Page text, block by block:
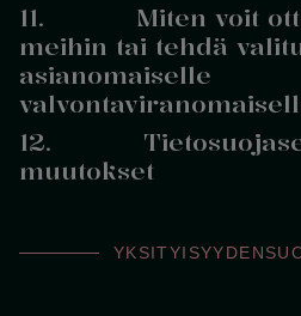
11. Miten voit
meihin tai tehdä
asianomaiselle
12.
muutokset